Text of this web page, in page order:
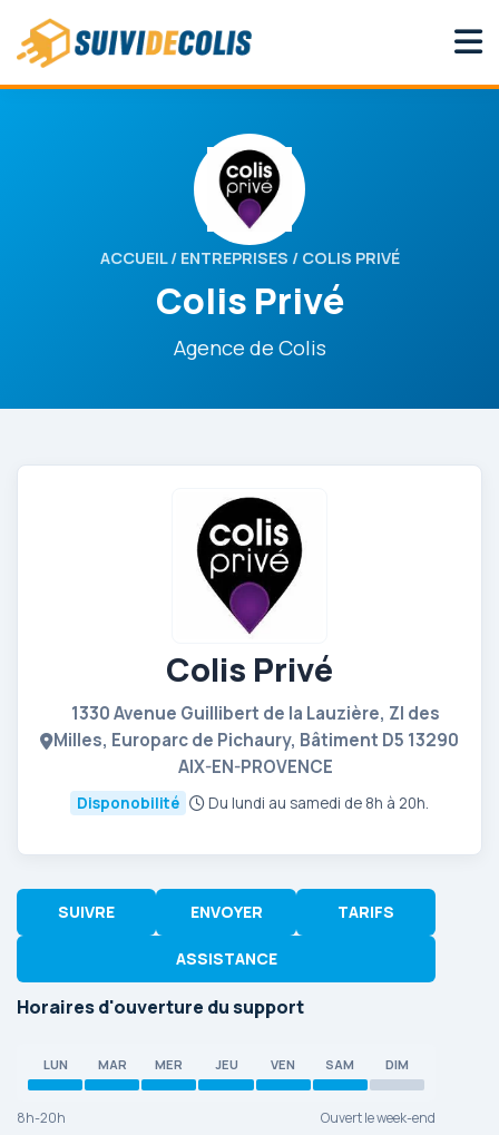
ACCUEIL/ ENTREPRISES / COLIS PRIVÉ
Colis Privé
Agence de Colis
Colis Privé
1330 Avenue Guillibert de la Lauzière, ZI des
Milles, Europarc de Pichaury, Bâtiment D5 13290
AIX-EN-PROVENCE
Disponobilité Du lundi au samedi de 8h à 20h.
SUIVRE ENVOYER TARIFS
ASSISTANCE
Horaires d'ouverture du support
LUN MAR MER JEU VEN SAM DIM
8h-20h Ouvert le week-end